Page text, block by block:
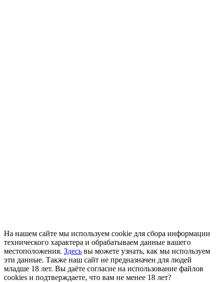
На нашем сайте мы используем cookie для сбора информации
технического характера и обрабатываем данные вашего
местоположения. Здесь вы можете узнать, как мы используем
эти данные. Также наш сайт не предназначен для людей
младше 18 лет. Вы даёте согласие на использование файлов
cookies и подтверждаете, что вам не менее 18 лет?